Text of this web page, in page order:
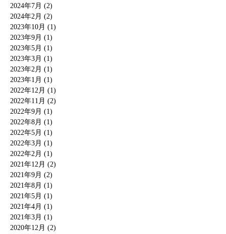
2024年7月 (2)
2024年2月 (2)
2023年10月 (1)
2023年9月 (1)
2023年5月 (1)
2023年3月 (1)
2023年2月 (1)
2023年1月 (1)
2022年12月 (1)
2022年11月 (2)
2022年9月 (1)
2022年8月 (1)
2022年5月 (1)
2022年3月 (1)
2022年2月 (1)
2021年12月 (2)
2021年9月 (2)
2021年8月 (1)
2021年5月 (1)
2021年4月 (1)
2021年3月 (1)
2020年12月 (2)